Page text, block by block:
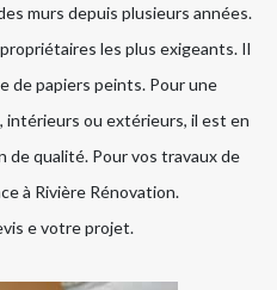
murs depuis plusieurs années.
les plus exigeants. Il
de papiers peints. Pour une
intérieurs ou extérieurs, il est en
qualité. Pour vos travaux de
à Rivière Rénovation.
e votre projet.